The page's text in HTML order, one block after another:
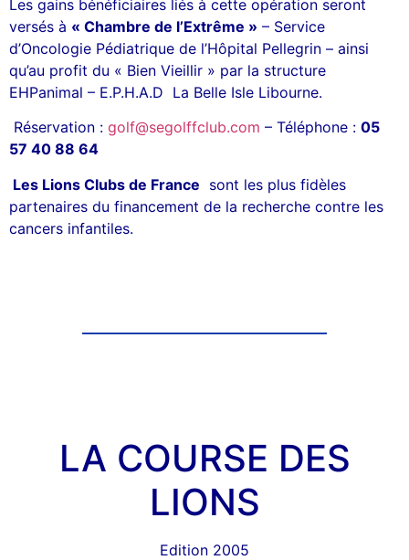
Les gains bénéficiaires liés à cette opération seront
versés à « Chambre de l’Extrême » – Service
d’Oncologie Pédiatrique de l’Hôpital Pellegrin – ainsi
qu’au profit du « Bien Vieillir » par la structure
EHPanimal – E.P.H.A.D La Belle Isle Libourne.
Réservation : golf@segolffclub.com – Téléphone : 05
57 40 88 64
Les Lions Clubs de France sont les plus fidèles
partenaires du financement de la recherche contre les
cancers infantiles.
LA COURSE DES
LIONS
Edition 2005